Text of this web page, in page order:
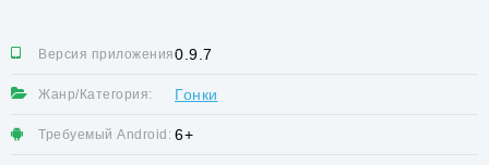
Версия приложения:0.9.7
Жанр/Категория: Гонки
Требуемый Android: 6+